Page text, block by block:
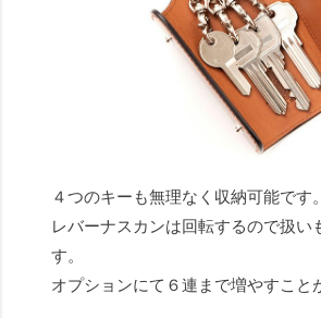
４つのキーも無理なく収納可能です。
レバーナスカンは回転するので扱い
す。
オプションにて６連まで増やすこと